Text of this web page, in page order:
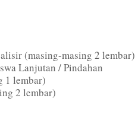
(masing-masing 2 lembar)
Lanjutan / Pindahan
1 lembar)
2 lembar)